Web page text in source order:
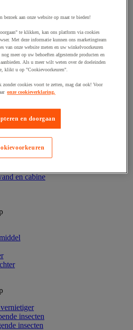
en rollen
toebehoren
poetspapier
doeken
en badkamer
en cabine
insecten
insecten
aan onze website op maat te bieden!
te klikken, kan ons platform via cookies
Met deze informatie kunnen ons marketingteam
van onze website meten en uw winkelvoorkeuren
meer op uw behoeften afgestemde producten en
aanbieden. Als u meer wilt weten over de doeleinden
klikt u op "Cookievoorkeuren".
zonder cookies voort te zetten, mag dat ook! Voor
onze cookieverklaring.
en doorgaan